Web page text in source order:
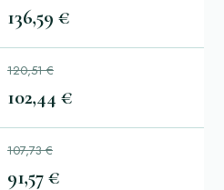
136,59 €
120,51 €
102,44 €
107,73 €
91,57 €